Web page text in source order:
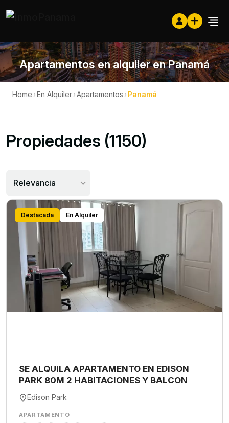
Apartamentos en alquiler en Panamá
Home ›En Alquiler›Apartamentos ›Panamá
Propiedades (1150)
Relevancia
Destacada En Alquiler
SE ALQUILA APARTAMENTO EN EDISON
PARK 80M 2 HABITACIONES Y BALCON
Edison Park
APARTAMENTO